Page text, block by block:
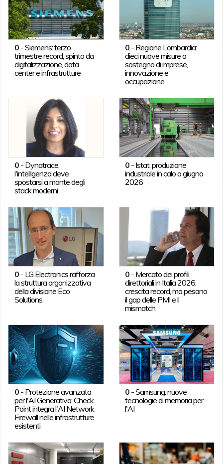
0-Siemens: terzo
trimestre record, spinto da
digitalizzazione, data
center e infrastrutture
0 - Regione Lombardia:
dieci nuove misure a
sostegno di imprese,
innovazione e
occupazione
0- Dynatrace,
l'intelligenza deve
spostarsi a monte degli
stack moderni
0 - Istat: produzione
industriale in calo a giugno
2026
0- LG Electronics rafforza
la struttura organizzativa
della divisione Eco
Solutions
0 - Mercato dei profili
direttoriali in Italia 2026:
crescita record, ma pesano
il gap delle PMI e il
mismatch
0- Protezione avanzata
per l'AI Generativa: Check
Point integra l'AI Network
Firewall nelle infrastrutture
esistenti
0 -Samsung: nuove
tecnologie di memoria per
l'AI